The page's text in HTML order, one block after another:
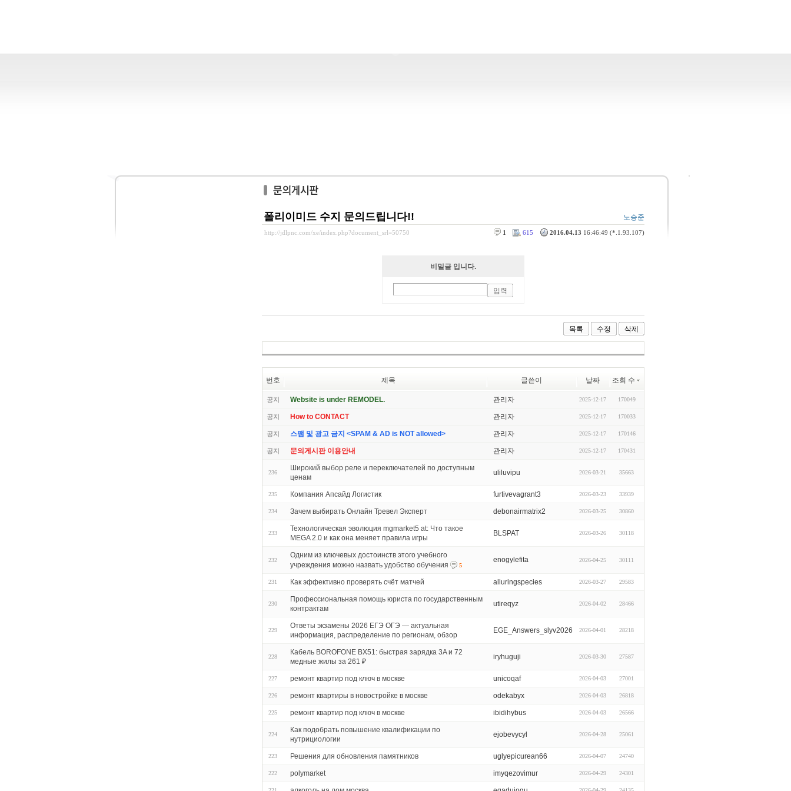
폴리이미드 수지 문의드립니다!! 노승준
http://jdlpnc.com/xe/index.php?document_srl=50750 2016.04.13 16:46:49 (*.1.93.107)
615
1
비밀글 입니다.
목록 수정 삭제
번호 제목 글쓴이 날짜 조회 수
공지 Website is under REMODEL. 관리자 2025-12-17 170049
공지 How to CONTACT 관리자 2025-12-17 170033
공지 스팸 및 광고 금지 <SPAM & AD is NOT allowed> 관리자 2025-12-17 170146
공지 문의게시판 이용안내 관리자 2025-12-17 170431
236
Широкий выбор реле и переключателей по доступным
ценам
uliluvipu 2026-03-21 35663
235 Компания Апсайд Логистик furtivevagrant3 2026-03-23 33939
234 Зачем выбирать Онлайн Тревел Эксперт debonairmatrix2 2026-03-25 30860
233
Технологическая эволюция mgmarket5 at: Что такое
MEGA 2.0 и как она меняет правила игры
BLSPAT 2026-03-26 30118
232
Одним из ключевых достоинств этого учебного
учреждения можно назвать удобство обучения
5
enogylefita 2026-04-25 30111
231 Как эффективно проверять счёт матчей alluringspecies 2026-03-27 29583
230
Профессиональная помощь юриста по государственным
контрактам
utireqyz 2026-04-02 28466
229
Ответы экзамены 2026 ЕГЭ ОГЭ — актуальная
информация, распределение по регионам, обзор
EGE_Answers_slyv2026 2026-04-01 28218
228
Кабель BOROFONE BX51: быстрая зарядка 3A и 72
медные жилы за 261 ₽
iryhuguji 2026-03-30 27587
227 ремонт квартир под ключ в москве unicoqaf 2026-04-03 27001
226 ремонт квартиры в новостройке в москве odekabyx 2026-04-03 26818
225 ремонт квартир под ключ в москве ibidihybus 2026-04-03 26566
224
Как подобрать повышение квалификации по
нутрициологии
ejobevycyl 2026-04-28 25061
223 Решения для обновления памятников uglyepicurean66 2026-04-07 24740
222 polymarket imyqezovimur 2026-04-29 24301